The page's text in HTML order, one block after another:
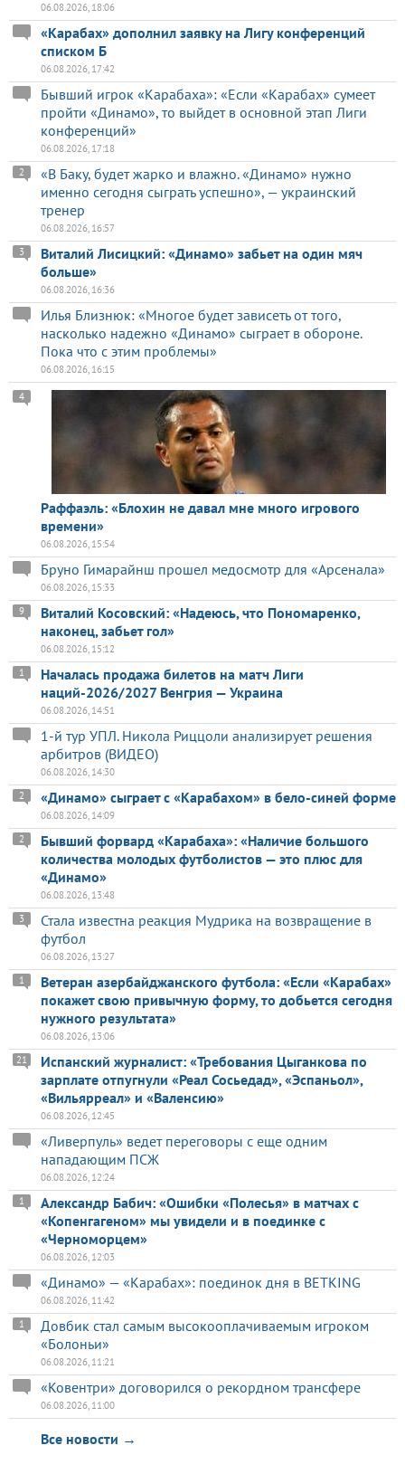
06.08.2026, 18:06
«Карабах» дополнил заявку на Лигу конференций
списком Б
06.08.2026, 17:42
Бывший игрок «Карабаха»: «Если «Карабах» сумеет
пройти «Динамо», то выйдет в основной этап Лиги
конференций»
06.08.2026, 17:18
«В Баку, будет жарко и влажно. «Динамо» нужно
именно сегодня сыграть успешно», — украинский
тренер
2
06.08.2026, 16:57
Виталий Лисицкий: «Динамо» забьет на один мяч
больше»
3
06.08.2026, 16:36
Илья Близнюк: «Многое будет зависеть от того,
насколько надежно «Динамо» сыграет в обороне.
Пока что с этим проблемы»
06.08.2026, 16:15
Раффаэль: «Блохин не давал мне много игрового
времени»
4
06.08.2026, 15:54
Бруно Гимарайнш прошел медосмотр для «Арсенала»
06.08.2026, 15:33
Виталий Косовский: «Надеюсь, что Пономаренко,
наконец, забьет гол»
9
06.08.2026, 15:12
Началась продажа билетов на матч Лиги
наций-2026/2027 Венгрия — Украина
1
06.08.2026, 14:51
1-й тур УПЛ. Никола Риццоли анализирует решения
арбитров (ВИДЕО)
06.08.2026, 14:30
«Динамо» сыграет с «Карабахом» в бело-синей форме
2
06.08.2026, 14:09
Бывший форвард «Карабаха»: «Наличие большого
количества молодых футболистов — это плюс для
«Динамо»
2
06.08.2026, 13:48
Стала известна реакция Мудрика на возвращение в
футбол
3
06.08.2026, 13:27
Ветеран азербайджанского футбола: «Если «Карабах»
покажет свою привычную форму, то добьется сегодня
нужного результата»
1
06.08.2026, 13:06
Испанский журналист: «Требования Цыганкова по
зарплате отпугнули «Реал Сосьедад», «Эспаньол»,
«Вильярреал» и «Валенсию»
21
06.08.2026, 12:45
«Ливерпуль» ведет переговоры с еще одним
нападающим ПСЖ
06.08.2026, 12:24
Александр Бабич: «Ошибки «Полесья» в матчах с
«Копенгагеном» мы увидели и в поединке с
«Черноморцем»
1
06.08.2026, 12:03
«Динамо» — «Карабах»: поединок дня в BETKING
06.08.2026, 11:42
Довбик стал самым высокооплачиваемым игроком
«Болоньи»
1
06.08.2026, 11:21
«Ковентри» договорился о рекордном трансфере
06.08.2026, 11:00
Все новости →